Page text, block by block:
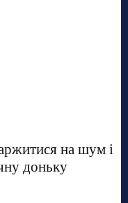
на шум і
доньку